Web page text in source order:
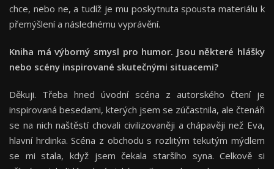
chce, nebo ne, a tudíž je mu poskytnuta spousta materiálu k
přemýšlení a následnému vyprávění.
Kniha má výborný smysl pro humor. Jsou některé hlášky
nebo scény inspirované skutečnými situacemi?
Děkuji. Třeba hned úvodní scéna z autorského čtení je
inspirovaná besedami, kterých jsem se zúčastnila, ale čtenáři
se na nich naštěstí chovali civilizovaněji a chápavěji než Eva,
hlavní hrdinka. Scéna z obchodu s rozlitým tekutým mýdlem
se mi stala, když jsem čekala staršího syna. Celkově si